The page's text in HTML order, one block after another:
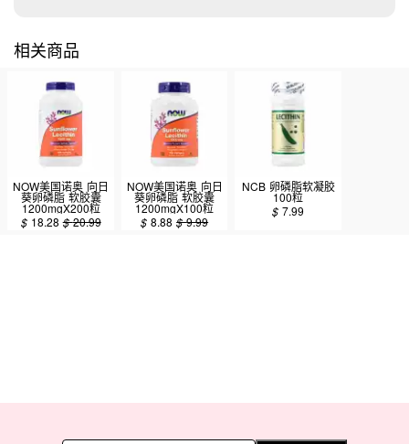
相关商品
NOW美国诺奥 向日
葵卵磷脂 软胶囊
1200mgX200粒
$ 18.28 $20.99
NOW美国诺奥 向日
葵卵磷脂 软胶囊
1200mgX100粒
$8.88 $9.99
NCB 卵磷脂软凝胶
100粒
$7.99